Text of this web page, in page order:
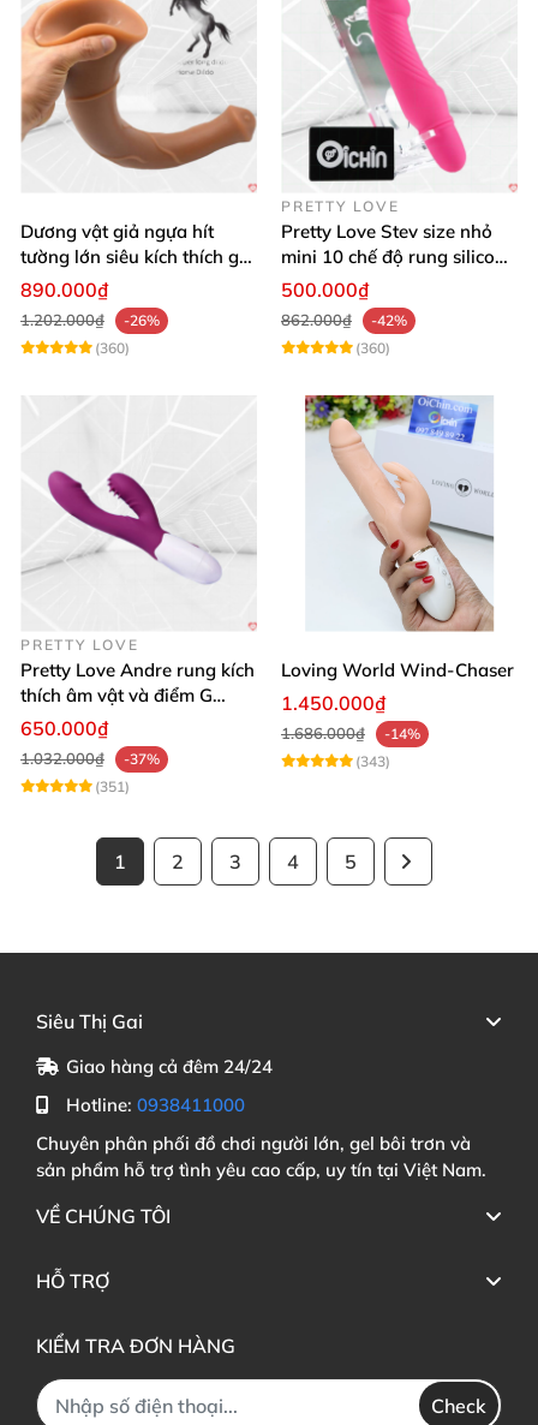
Dương vật giả ngựa hít
tường lớn siêu kích thích gai
nổi
890.000₫
1.202.000₫
-26%
(360)
PRETTY LOVE
Pretty Love Stev size nhỏ
mini 10 chế độ rung silicone
mềm
500.000₫
862.000₫
-42%
(360)
PRETTY LOVE
Pretty Love Andre rung kích
thích âm vật và điểm G
mạnh mẽ
650.000₫
1.032.000₫
-37%
(351)
Loving World Wind-Chaser
1.450.000₫
1.686.000₫
-14%
(343)
1 2 3 4 5
Siêu Thị Gai
Giao hàng cả đêm 24/24
Hotline: 0938411000
Chuyên phân phối đồ chơi người lớn, gel bôi trơn và
sản phẩm hỗ trợ tình yêu cao cấp, uy tín tại Việt Nam.
VỀ CHÚNG TÔI
HỖ TRỢ
KIỂM TRA ĐƠN HÀNG
Check